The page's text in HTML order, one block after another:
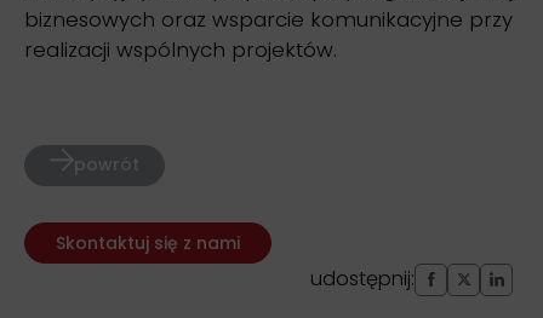
biznesowych oraz wsparcie komunikacyjne przy
realizacji wspólnych projektów.
powrót
Skontaktuj się z nami
udostępnij: